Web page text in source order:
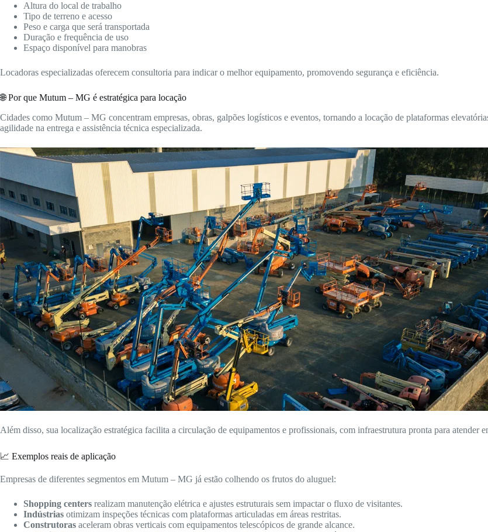
Altura do local de trabalho
Tipo de terreno e acesso
Peso e carga que será transportada
Duração e frequência de uso
Espaço disponível para manobras
Locadoras especializadas oferecem consultoria para indicar o melhor equipamento, promovendo segurança e eficiência.
🌐 Por que Mutum – MG é estratégica para locação
Cidades como Mutum – MG concentram empresas, obras, galpões logísticos e eventos, tornando a locação de plataformas
agilidade na entrega e assistência técnica especializada.
Além disso, sua localização estratégica facilita a circulação de equipamentos e profissionais, com infraestrutura pronta para atender
📈 Exemplos reais de aplicação
Empresas de diferentes segmentos em Mutum – MG já estão colhendo os frutos do aluguel:
Shopping centers realizam manutenção elétrica e ajustes estruturais sem impactar o fluxo de visitantes.
Indústrias otimizam inspeções técnicas com plataformas articuladas em áreas restritas.
Construtoras aceleram obras verticais com equipamentos telescópicos de grande alcance.